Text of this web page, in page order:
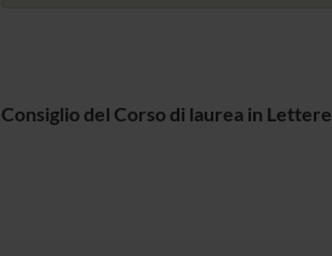
Consiglio del Corso di laurea in Lettere